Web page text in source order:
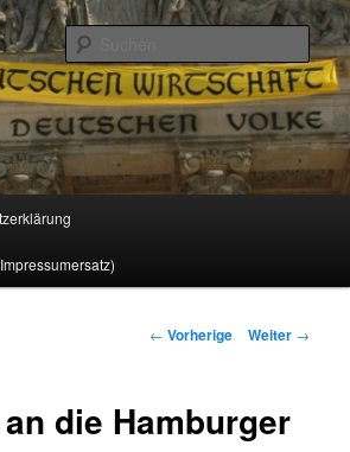
und Gesellschaft
Beitrags-
← Vorherige Weiter →
die Hamburger